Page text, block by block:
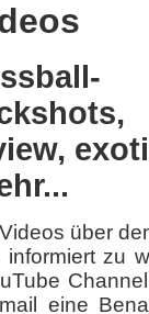
über
zu
eine